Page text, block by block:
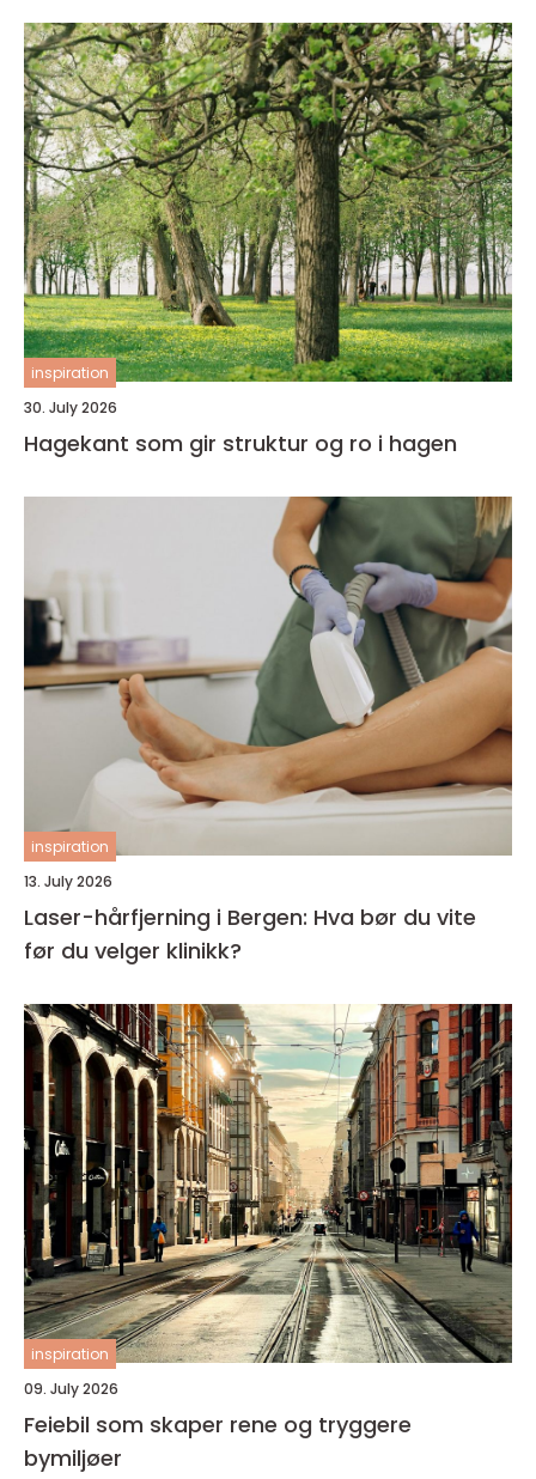
inspiration
30. July 2026
Hagekant som gir struktur og ro i hagen
inspiration
13. July 2026
Laser-hårfjerning i Bergen: Hva bør du vite
før du velger klinikk?
inspiration
09. July 2026
Feiebil som skaper rene og tryggere
bymiljøer